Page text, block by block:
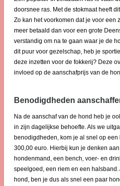
doorsnee ras. Met de stokmaat heeft
Zo kan het voorkomen dat je voor een
meer betaald dan voor een grote
verstandig om na te gaan waar je de
dit puur voor gezelschap, heb je
deze inzetten voor de fokkerij? Deze
invloed op de aanschafprijs van de
Benodigdheden
Na de aanschaf van de hond heb je
in zijn dagelijkse behoefte. Als we
benodigdheden, kom je al snel op
300,00 euro. Hierbij kun je denken
hondenmand, een bench, voer- en
speelgoed, een riem en een
hond, ben je dus als snel een paar